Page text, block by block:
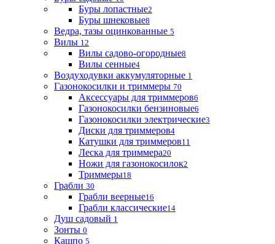
Буры лопастные2
Буры шнековые8
Ведра, тазы оцинкованные 5
Вилы 12
Вилы садово-огородные8
Вилы сенные4
Воздуходувки аккумуляторные 1
Газонокосилки и триммеры 70
Аксессуары для триммеров6
Газонокосилки бензиновые6
Газонокосилки электрические3
Диски для триммеров4
Катушки для триммеров11
Леска для триммера20
Ножи для газонокосилок2
Триммеры18
Грабли 30
Грабли веерные16
Грабли классические14
Душ садовый 1
Зонты 0
Кашпо 5